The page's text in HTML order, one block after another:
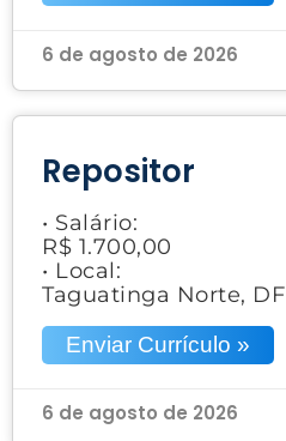
6 de agosto de 2026
Repositor
• Salário:
R$ 1.700,00
• Local:
Taguatinga Norte, DF
Enviar Currículo »
6 de agosto de 2026